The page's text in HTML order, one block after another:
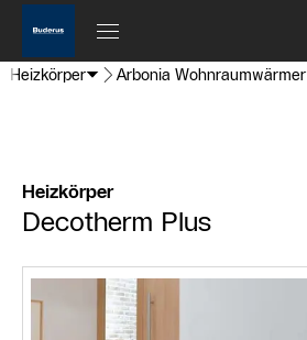
Heizkörper Arbonia Wohnraumwärmer
Heizkörper
Decotherm Plus